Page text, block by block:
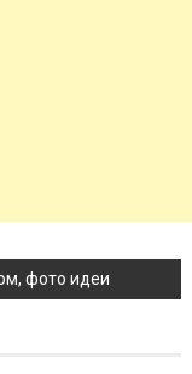
фото идеи